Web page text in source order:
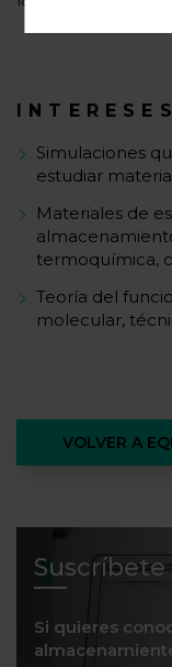
Simulaciones
estudiar
Materiales de
termoquímica,
Teoría del
molecular,
VOLVER A
Suscríbete
Si quieres